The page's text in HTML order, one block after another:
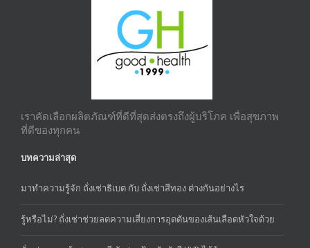
เราคัดเลือกผลิตภัณฑ์ที่ดีที่สุดส่งตรงถึงผู้บริโภค เพื่อสุขภาพ
ที่ดีของทุกคน
บทความล่าสุด
มาทำความรู้จัก ถั่งเช่าธิเบต กับ ถั่งเช่าสีทอง ต่างกันอย่างไร
รู้หรือไม่? ถั่งเช่าช่วยลดความเสี่ยงการอุดตันของเส้นเลือดหัวใจด้วย